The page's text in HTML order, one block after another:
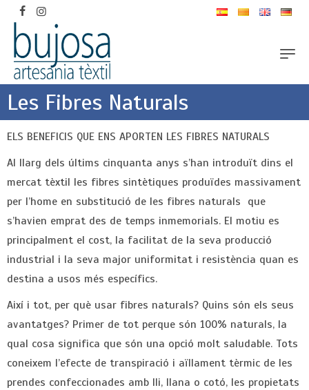
Les Fibres Naturals
ELS BENEFICIS QUE ENS APORTEN LES FIBRES NATURALS
Al llarg dels últims cinquanta anys s’han introduït dins el
mercat tèxtil les fibres sintètiques produïdes massivament
per l’home en substitució de les fibres naturals que
s’havien emprat des de temps inmemorials. El motiu es
principalment el cost, la facilitat de la seva producció
industrial i la seva major uniformitat i resistència quan es
destina a usos més específics.
Així i tot, per què usar fibres naturals? Quins són els seus
avantatges? Primer de tot perque són 100% naturals, la
qual cosa significa que són una opció molt saludable. Tots
coneixem l’efecte de transpiració i aïllament tèrmic de les
prendes confeccionades amb lli, llana o cotó, les propietats